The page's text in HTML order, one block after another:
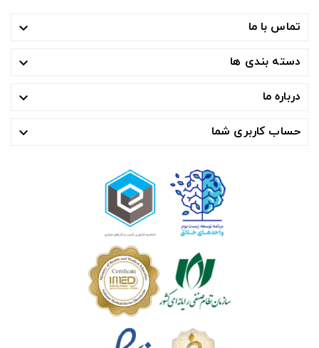
تماس با ما 
دسته بندی ها 
درباره ما 
حساب کاربری شما 